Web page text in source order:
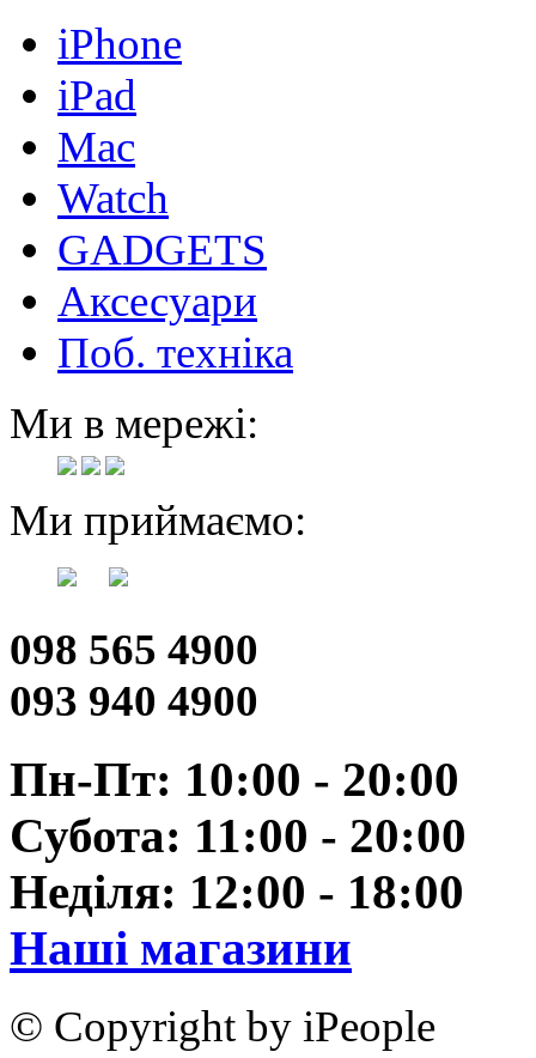
iPhone
iPad
Mac
Watch
GADGETS
Аксесуари
Поб. техніка
Ми в мережі:
Ми приймаємо:
098 565 4900
093 940 4900
Пн-Пт: 10:00 - 20:00
Субота: 11:00 - 20:00
Неділя: 12:00 - 18:00
Наші магазини
© Copyright by iPeople